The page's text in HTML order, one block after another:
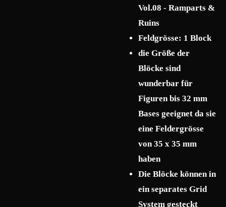
Vol.08 - Ramparts &
Ruins
Feldgrösse: 1 Block
die Größe der
Blöcke sind
wunderbar für
Figuren bis 32 mm
Bases geeignet da sie
eine Feldergrösse
von 35 x 35 mm
haben
Die Blöcke können in
ein separates Grid
System gesteckt